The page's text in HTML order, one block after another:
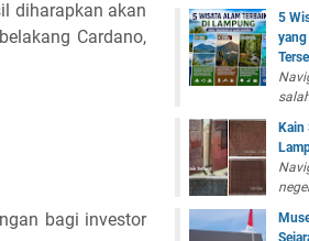
diharapkan akan
Cardano,
bagi investor
5
Kain